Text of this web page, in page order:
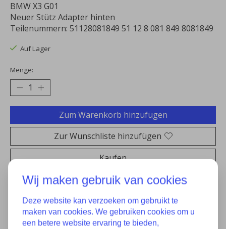
BMW X3 G01
Neuer Stütz Adapter hinten
Teilenummern: 51128081849 51 12 8 081 849 8081849
Auf Lager
Menge:
Zum Warenkorb hinzufügen
Zur Wunschliste hinzufügen
Kaufen
Zum Vergleich hinzufügen
Eigenschaften
Wij maken gebruik van cookies
Deze website kan verzoeken om gebruikt te
maken van cookies. We gebruiken cookies om u
een betere website ervaring te bieden,